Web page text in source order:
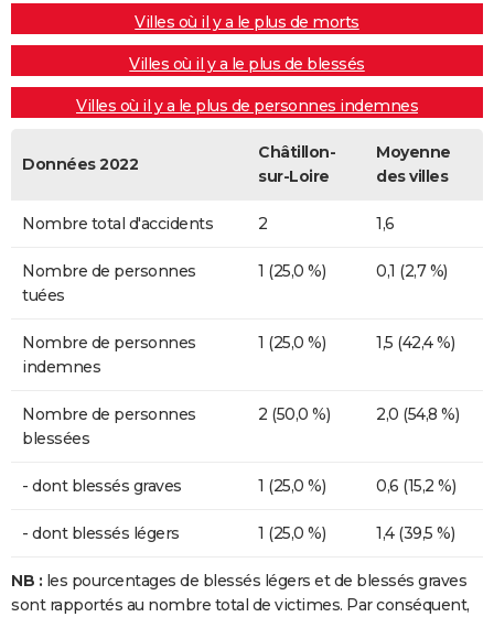
Villes où il y a le plus de morts
Villes où il y a le plus de blessés
Villes où il y a le plus de personnes indemnes
Données 2022
Châtillon-
sur-Loire
Moyenne
des villes
Nombre total d'accidents 2 1,6
Nombre de personnes
tuées
1 (25,0 %) 0,1 (2,7 %)
Nombre de personnes
indemnes
1 (25,0 %) 1,5 (42,4 %)
Nombre de personnes
blessées
2 (50,0 %) 2,0 (54,8 %)
- dont blessés graves 1 (25,0 %) 0,6 (15,2 %)
- dont blessés légers 1 (25,0 %) 1,4 (39,5 %)
NB : les pourcentages de blessés légers et de blessés graves
sont rapportés au nombre total de victimes. Par conséquent,